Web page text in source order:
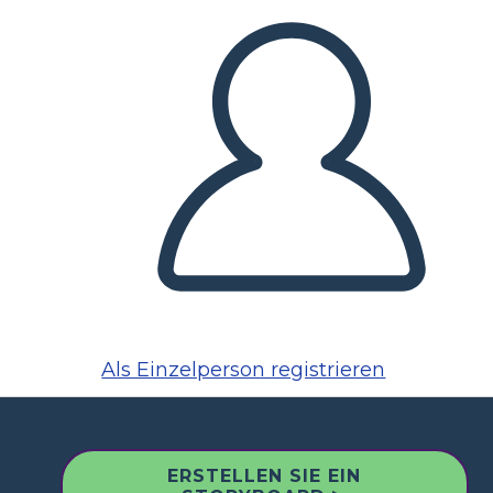
Als Einzelperson registrieren
ERSTELLEN SIE EIN